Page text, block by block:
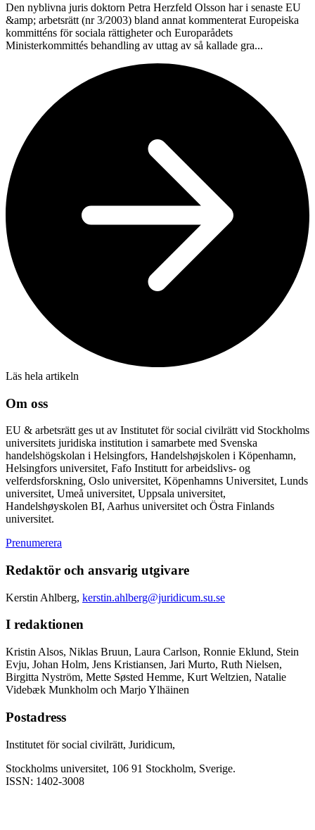
Den nyblivna juris doktorn Petra Herzfeld Olsson har i senaste EU
&amp; arbetsrätt (nr 3/2003) bland annat kommenterat Europeiska
kommitténs för sociala rättigheter och Europarådets
Ministerkommittés behandling av uttag av så kallade gra...
Läs hela artikeln
Om oss
EU & arbetsrätt ges ut av Institutet för social civilrätt vid Stockholms
universitets juridiska institution i samarbete med Svenska
handelshögskolan i Helsingfors, Handelshøjskolen i Köpenhamn,
Helsingfors universitet, Fafo Institutt for arbeidslivs- og
velferdsforskning, Oslo universitet, Köpenhamns Universitet, Lunds
universitet, Umeå universitet, Uppsala universitet,
Handelshøyskolen BI, Aarhus universitet och Östra Finlands
universitet.
Prenumerera
Redaktör och ansvarig utgivare
Kerstin Ahlberg, kerstin.ahlberg@juridicum.su.se
I redaktionen
Kristin Alsos, Niklas Bruun, Laura Carlson, Ronnie Eklund, Stein
Evju, Johan Holm, Jens Kristiansen, Jari Murto, Ruth Nielsen,
Birgitta Nyström, Mette Søsted Hemme, Kurt Weltzien, Natalie
Videbæk Munkholm och Marjo Ylhäinen
Postadress
Institutet för social civilrätt, Juridicum,
Stockholms universitet, 106 91 Stockholm, Sverige.
ISSN: 1402-3008